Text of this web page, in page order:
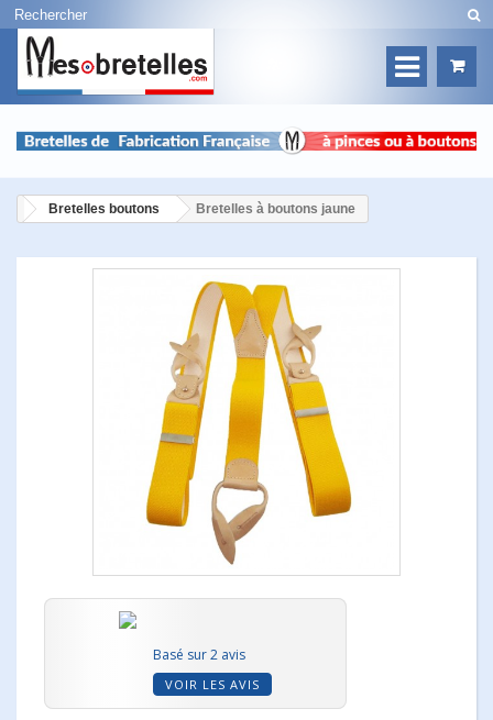
Bretelles boutons Bretelles à boutons jaune
Basé sur 2 avis
VOIR LES AVIS